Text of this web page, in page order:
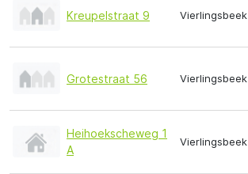
Kreupelstraat 9 Vierlingsbeek
Grotestraat 56 Vierlingsbeek
Heihoekscheweg 1
A
Vierlingsbeek